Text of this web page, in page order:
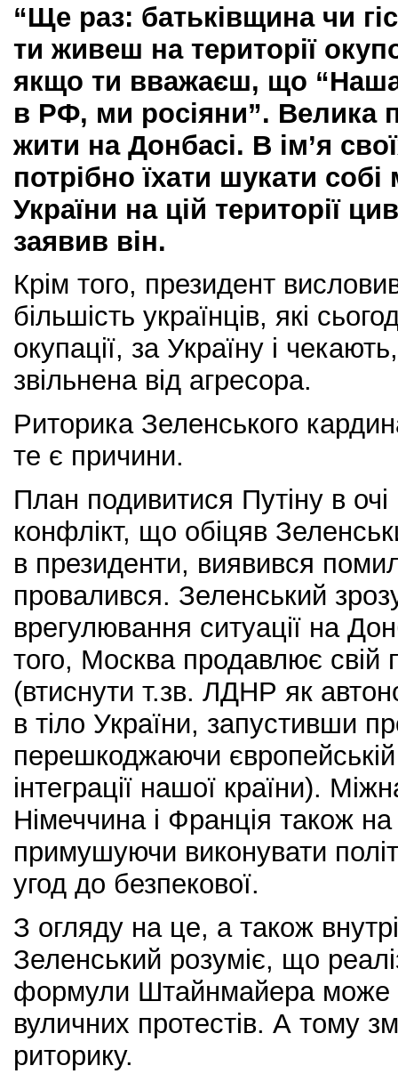
“Ще раз: батьківщина чи
ти живеш на території
якщо ти вважаєш, що
в РФ, ми росіяни”. Велика
жити на Донбасі. В ім’я
потрібно їхати шукати
України на цій території
заявив він.
Крім того, президент
більшість українців, які
окупації, за Україну і
звільнена від агресора.
Риторика Зеленського
те є причини.
План подивитися Путіну в
конфлікт, що обіцяв
в президенти, виявився
провалився. Зеленський
врегулювання ситуації на
того, Москва продавлює свій
(втиснути т.зв. ЛДНР як
в тіло України, запустивши
перешкоджаючи європейській
інтеграції нашої країни).
Німеччина і Франція також
примушуючи виконувати
угод до безпекової.
З огляду на це, а також
Зеленський розуміє, що
формули Штайнмайера може
вуличних протестів. А тому
риторику.